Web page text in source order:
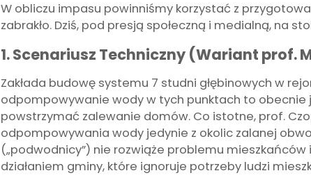
W obliczu impasu powinniśmy korzystać z
zabrakło. Dziś, pod presją społeczną i medialną, na
1. Scenariusz Techniczny (Wariant prof.
Zakłada budowę systemu 7 studni głębinowych w
odpompowywanie wody w tych punktach to
powstrzymać zalewanie domów. Co istotne, prof.
odpompowywania wody jedynie z okolic zalanej
(„podwodnicy”) nie rozwiąże problemu
działaniem gminy, które ignoruje potrzeby ludzi